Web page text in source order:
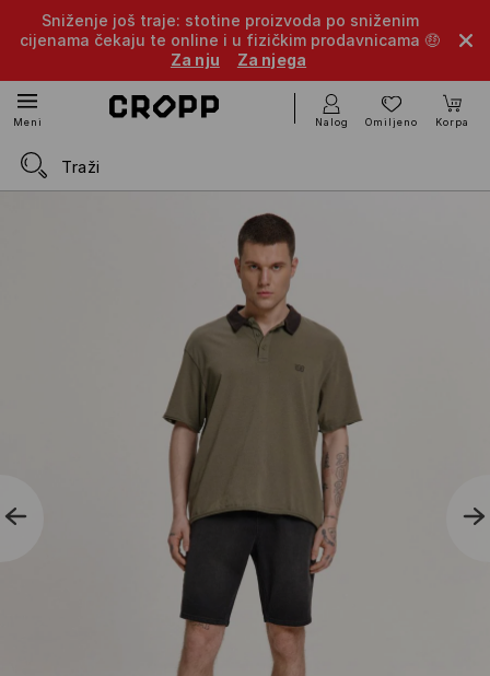
Sniženje još traje: stotine proizvoda po sniženim
cijenama čekaju te online i u fizičkim prodavnicama 🤑
Za nju
Za njega
Meni Nalog Omiljeno Korpa